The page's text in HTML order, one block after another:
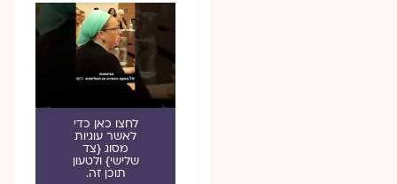
לחצו כאן כדי
לאשר עוגיות
מסוג {צד
שלישי} ולטעון
תוכן זה.